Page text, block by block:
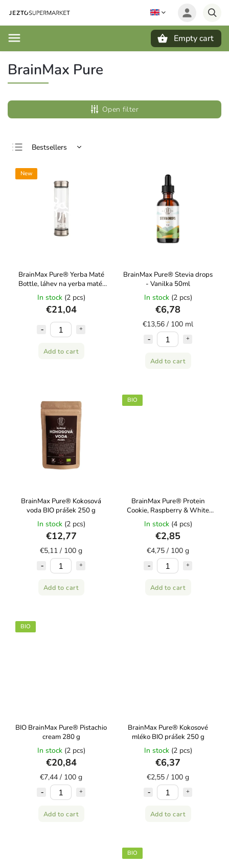
Empty cart
BrainMax Pure
Open filter
Bestsellers
Most expensive
Alphabetically
New
BrainMax Pure® Yerba Maté
Bottle, láhev na yerba maté,
410 ml
In stock (2 pcs)
€21,04
Add to cart
BrainMax Pure® Stevia drops
- Vanilka 50ml
In stock (2 pcs)
€6,78
€13,56 / 100 ml
Add to cart
BrainMax Pure® Kokosová
voda BIO prášek 250 g
In stock (2 pcs)
€12,77
€5,11 / 100 g
Add to cart
BIO
BrainMax Pure® Protein
Cookie, Raspberry & White
chocolate, BIO, 60 g
In stock (4 pcs)
€2,85
€4,75 / 100 g
Add to cart
BIO
BIO BrainMax Pure® Pistachio
cream 280 g
In stock (2 pcs)
€20,84
€7,44 / 100 g
Add to cart
BrainMax Pure® Kokosové
mléko BIO prášek 250 g
In stock (2 pcs)
€6,37
€2,55 / 100 g
Add to cart
BIO